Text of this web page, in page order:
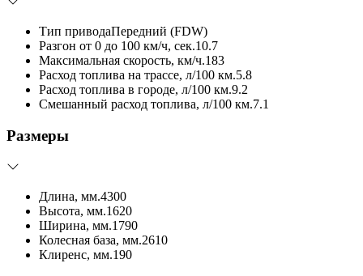
Тип приводаПередний (FDW)
Разгон от 0 до 100 км/ч, сек.10.7
Максимальная скорость, км/ч.183
Расход топлива на трассе, л/100 км.5.8
Расход топлива в городе, л/100 км.9.2
Смешанный расход топлива, л/100 км.7.1
Размеры
Длина, мм.4300
Высота, мм.1620
Ширина, мм.1790
Колесная база, мм.2610
Клиренс, мм.190